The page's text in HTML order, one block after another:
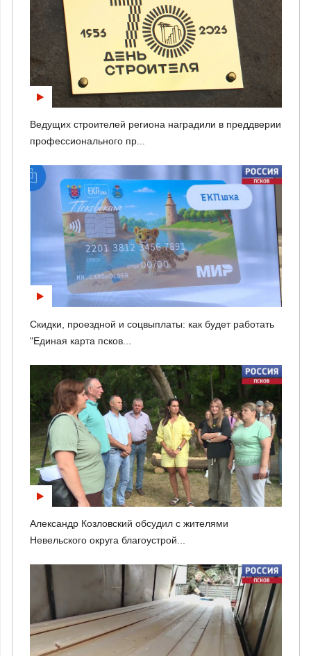
Ведущих строителей региона наградили в преддверии
профессионального пр...
Скидки, проездной и соцвыплаты: как будет работать
"Единая карта псков...
Александр Козловский обсудил с жителями
Невельского округа благоустрой...